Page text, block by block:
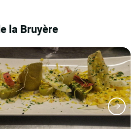
la Bruyère